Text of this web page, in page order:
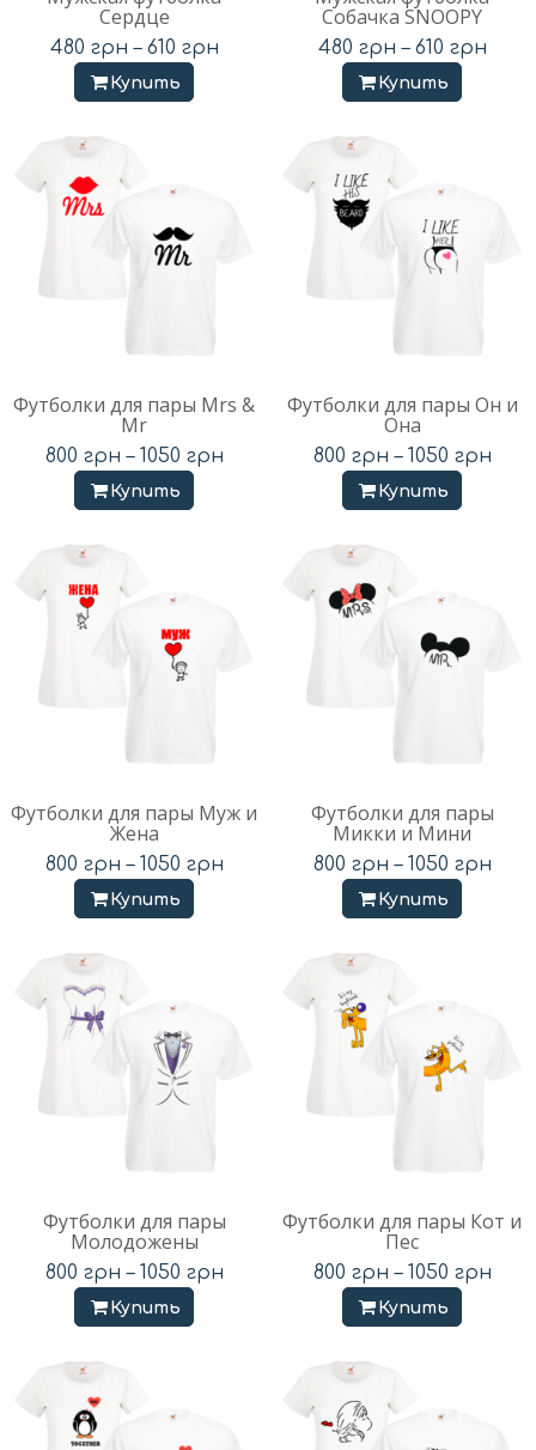
Сердце
480 грн – 610 грн
Купить
Собачка SNOOPY
480 грн – 610 грн
Купить
Футболки для пары Mrs &
Mr
800 грн – 1050 грн
Купить
Футболки для пары Он и
Она
800 грн – 1050 грн
Купить
Футболки для пары Муж и
Жена
800 грн – 1050 грн
Купить
Футболки для пары
Микки и Мини
800 грн – 1050 грн
Купить
Футболки для пары
Молодожены
800 грн – 1050 грн
Купить
Футболки для пары Кот и
Пес
800 грн – 1050 грн
Купить